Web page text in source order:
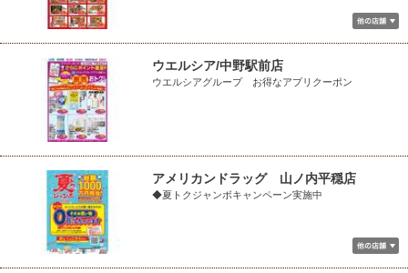
ウエルシア/中野駅前店
ウエルシアグループ お得なアプリクーポン
アメリカンドラッグ 山ノ内平穏店
◆夏トクジャンボキャンペーン実施中